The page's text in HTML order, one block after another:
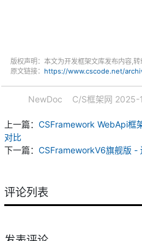
版权声明：本文为开发框架文库发布内容,
原文链接： https://www.cscode.net/
NewDoc C/S框架网 2025-
上一篇： CSFramework WebApi框
对比
下一篇： CSFrameworkV6旗舰版 -
评论列表